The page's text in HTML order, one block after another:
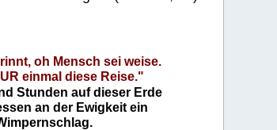
oh Mensch sei weise.
einmal diese Reise."
Stunden auf dieser Erde
an der Ewigkeit ein